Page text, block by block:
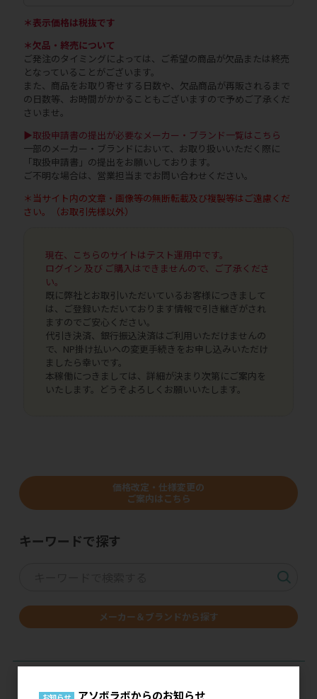
＊表示価格は税抜です
＊欠品・終売について
ご発注のタイミングによっては、ご希望の商品が欠品または終売
となっていることがございます。
また、商品をお取り寄せする日数や、欠品商品が再販されるまで
の日数等、お時間がかかることもございますので予めご了承くだ
さいませ。
▶取扱申請書の提出が必要なメーカー・ブランド一覧はこちら
一部のメーカー・ブランドにおいて、お取り扱いいただく際に
「取扱申請書」の提出をお願いしております。
ご不明な場合は、営業担当までお問い合わせください。
＊当サイト内の文章・画像等の無断転載及び複製等はご遠慮くだ
さい。（お取引先様以外）
現在、こちらのサイトはテスト運用中です。
ログイン 及び ご購入はできませんので、ご了承くださ
い。
既に弊社とお取引いただいているお客様につきまして
は、ご登録いただいております情報で引き継ぎがされ
ますのでご安心ください。
代引き決済、銀行振込決済はご利用いただけませんの
で、NP掛け払いへの変更手続きをお申し込みいただけ
ましたら幸いです。
本稼働につきましては、詳細が決まり次第にご案内を
いたします。どうぞよろしくお願いいたします。
価格改定・仕様変更の
ご案内はこちら
キーワードで探す
メーカー＆ブランドから探す
アソボラボからのお知らせ